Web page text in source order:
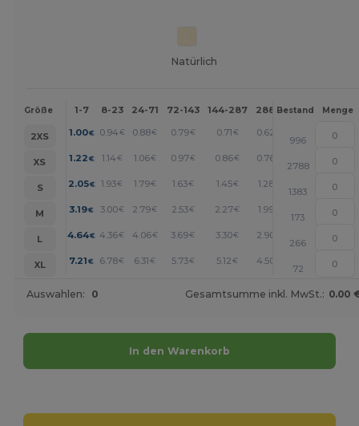
Natürlich
Größe 1-7 8-23 24-71 72-143 144-287 288 + Mehr
Bestand Menge
2XS 1.00€ 0.94€ 0.88€ 0.79€ 0.71€ 0.62 +
996
XS
1.22€ 1.14€ 1.06€ 0.97€ 0.86€ 0.76 +
2788
S
2.05€ 1.93€ 1.79€ 1.63€ 1.45€ 1.28 +
1383
M
3.19€ 3.00€ 2.79€ 2.53€ 2.27€ 1.99 +
173
L
4.64€ 4.36€ 4.06€ 3.69€ 3.30€ 2.90 +
266
XL
7.21 € 6.78€ 6.31 € 5.73€ 5.12 € 4.50 +
72
Auswahlen: 0 Gesamtsumme inkl. MwSt.: 0.00
In den Warenkorb